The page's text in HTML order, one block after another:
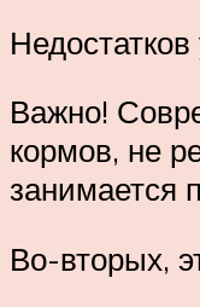
Важно!
кормов, не
занимается
Во-вторых,